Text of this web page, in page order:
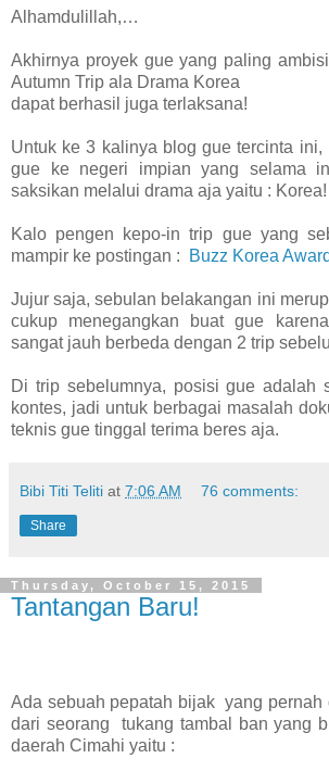
Alhamdulillah,…
Akhirnya proyek gue yang paling
Autumn Trip ala Drama Korea
dapat berhasil juga terlaksana!
Untuk ke 3 kalinya blog gue tercinta ini,
gue ke negeri impian yang selama
saksikan melalui drama aja yaitu : Korea!
Kalo pengen kepo-in trip gue yang
mampir ke postingan :
Buzz Korea
Jujur saja, sebulan belakangan ini
cukup menegangkan buat gue
sangat jauh berbeda dengan 2 trip
Di trip sebelumnya, posisi gue adalah
kontes, jadi untuk berbagai masalah
teknis gue tinggal terima beres aja.
Bibi Titi Teliti at 7:06 AM 76 comments:
Share
Thursday, October 15, 2015
Tantangan Baru!
Ada sebuah pepatah bijak yang pernah
dari seorang
tukang tambal ban yang
daerah Cimahi yaitu :